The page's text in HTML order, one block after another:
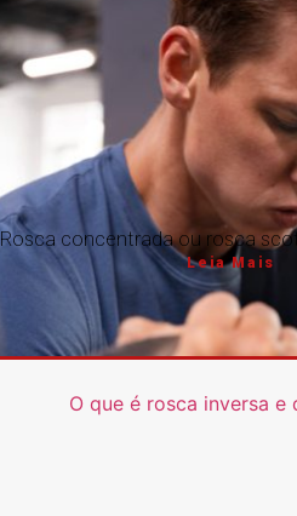
Rosca concentrada ou rosca
Leia Mais